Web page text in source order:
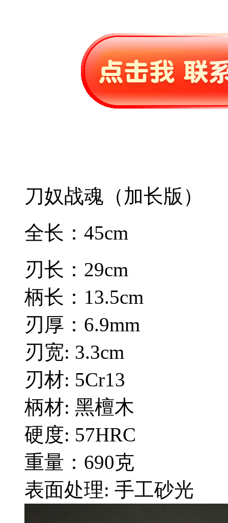
刀奴战魂（加长版）
全长：45cm
刃长：29cm
柄长：13.5cm
刃厚：6.9mm
刃宽: 3.3cm
刃材: 5Cr13
柄材: 黑檀木
硬度: 57HRC
重量：690克
表面处理: 手工砂光